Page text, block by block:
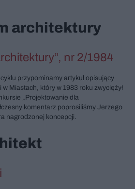
architektury
nr 2/1984
przypominamy artykuł opisujący
Miastach, który w 1983 roku zwyciężył
„Projektowanie dla
komentarz poprosiliśmy Jerzego
nagrodzonej koncepcji.